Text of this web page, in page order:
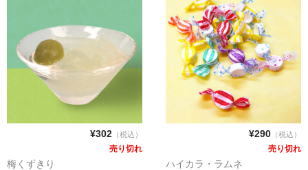
カート
ご利用ガイド
プライバシーポリシー
特定商取引に関する表示
¥302（税込）
売り切れ
梅くずきり
¥290（税込）
売り切れ
ハイカラ・ラムネ